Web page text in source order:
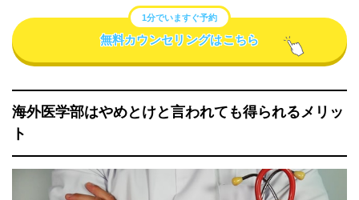
1分でいますぐ予約
無料カウンセリングはこちら
海外医学部はやめとけと言われても得られるメリッ
ト